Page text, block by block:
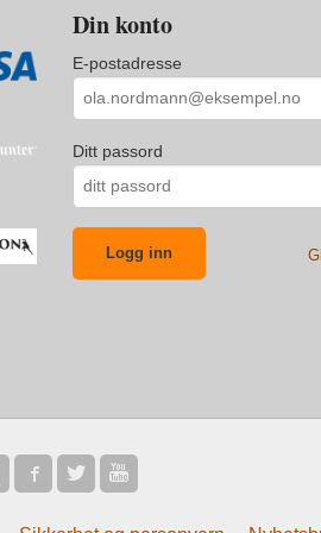
Din konto
E-postadresse
Ditt passord